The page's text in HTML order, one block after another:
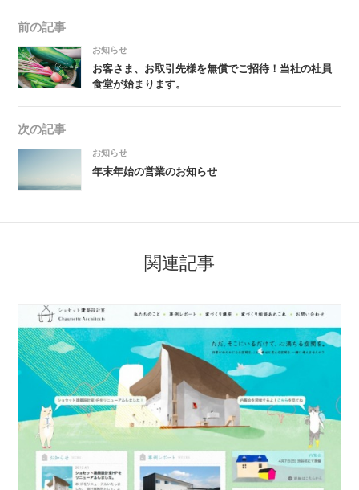
前の記事
お知らせ
お客さま、お取引先様を無償でご招待！当社の社員
食堂が始まります。
次の記事
お知らせ
年末年始の営業のお知らせ
関連記事